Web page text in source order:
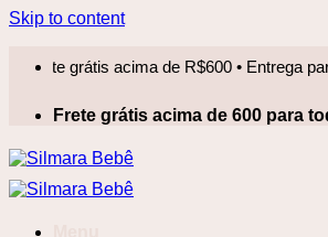
Skip to content
grátis acima de R$600 • Entrega para
Frete grátis acima de 600 para